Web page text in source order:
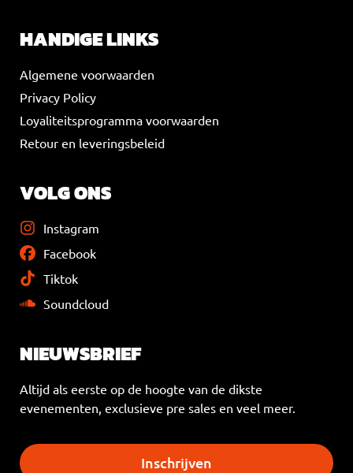
HANDIGE LINKS
Algemene voorwaarden
Privacy Policy
Loyaliteitsprogramma voorwaarden
Retour en leveringsbeleid
VOLG ONS
Instagram
Facebook
Tiktok
Soundcloud
NIEUWSBRIEF
Altijd als eerste op de hoogte van de dikste
evenementen, exclusieve pre sales en veel meer.
Inschrijven